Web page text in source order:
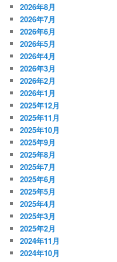
2026年8月
2026年7月
2026年6月
2026年5月
2026年4月
2026年3月
2026年2月
2026年1月
2025年12月
2025年11月
2025年10月
2025年9月
2025年8月
2025年7月
2025年6月
2025年5月
2025年4月
2025年3月
2025年2月
2024年11月
2024年10月